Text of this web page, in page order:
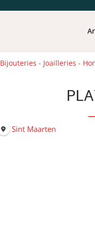
Bijouteries - Joailleries -
Sint Maarten